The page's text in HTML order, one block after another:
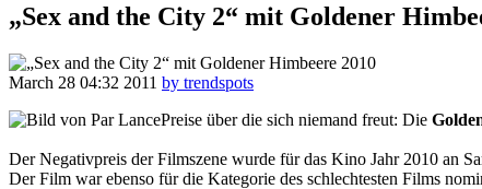
„Sex and the City 2“ mit Goldener
March 28 04:32 2011 by trendspots
Preise über die sich niemand freut: Die
Der Negativpreis der Filmszene wurde für das Kino Jahr 2010 an
Der Film war ebenso für die Kategorie des schlechtesten Films